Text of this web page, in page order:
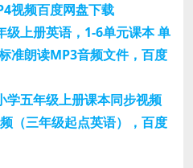
视频百度网盘下载
级上册英语，1-6单元课本 单
准朗读MP3音频文件，百度
学五年级上册课本同步视频
（三年级起点英语），百度